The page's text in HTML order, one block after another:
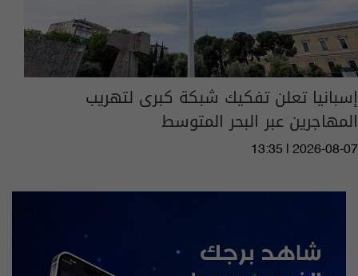
إسبانيا تعلن تفكيك شبكة كبرى لتهريب
المهاجرين عبر البحر المتوسط
13:35 | 2026-08-07